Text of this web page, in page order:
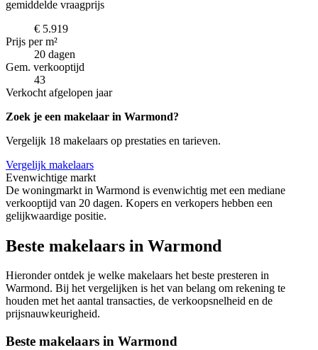
gemiddelde vraagprijs
€ 5.919
Prijs per m²
20 dagen
Gem. verkooptijd
43
Verkocht afgelopen jaar
Zoek je een makelaar in Warmond?
Vergelijk 18 makelaars op prestaties en tarieven.
Vergelijk makelaars
Evenwichtige markt
De woningmarkt in Warmond is evenwichtig met een mediane
verkooptijd van 20 dagen. Kopers en verkopers hebben een
gelijkwaardige positie.
Beste makelaars in Warmond
Hieronder ontdek je welke makelaars het beste presteren in
Warmond. Bij het vergelijken is het van belang om rekening te
houden met het aantal transacties, de verkoopsnelheid en de
prijsnauwkeurigheid.
Beste makelaars in Warmond